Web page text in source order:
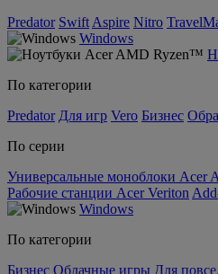
Predator Swift Aspire Nitro
Windows
По категории
Predator Для игр Vero Бизнес
По серии
Универсальные моноблоки Acer
Рабочие станции Acer Veriton
Windows
По категории
Бизнес Облачные игры Для